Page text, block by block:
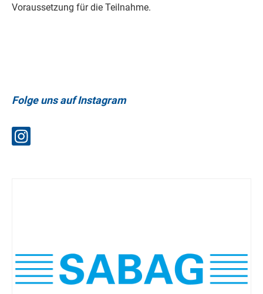
Voraussetzung für die Teilnahme.
Folge uns auf Instagram